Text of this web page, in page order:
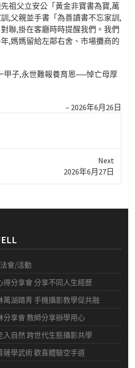
祖父立安公「黃金非寶書為寶,萬
,父親並手書「為善讀書不忘家訓,
聯,掛在客廳時時提醒我們。我們
,媽媽留給左鄰右舍、市場攤商的
甲子,永世難報養育恩──悼亡母厚
2026年6月26日
Next
2026年6月27日
會/活動
得分享會 分享不同人生經歷
萬湖踏青 手機攝影教學促共融
分享會 教師分享辦學用心
入自然 跨世代生態攝影共學
薩學武術 歡喜體驗空手道